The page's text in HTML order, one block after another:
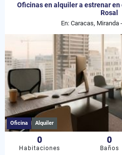
Oficinas en alquiler a estrenar en
Rosal
En: Caracas, Miranda
Oficina Alquiler
0
Habitaciones
0
Baños